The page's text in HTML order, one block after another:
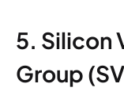
5. Silicon
Group